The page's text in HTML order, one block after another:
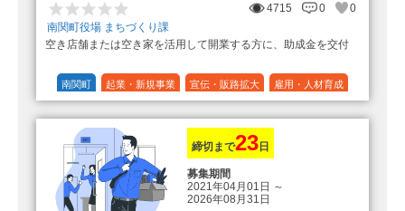
4715 0
0
南関町役場 まちづくり課
空き店舗または空き家を活用して開業する方に、助成金を交付
南関町 起業・新規事業 宣伝・販路拡大 雇用・人材育成
1/3 (33%)
締切まで23 日
募集期間
2021年04月01日 ～
2026年08月31日